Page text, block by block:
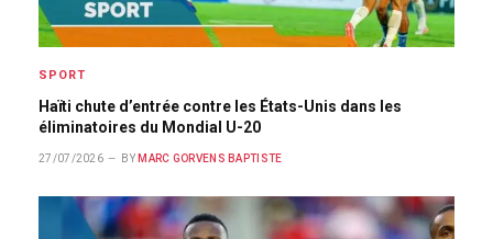
SPORT
Haïti chute d’entrée contre les États-Unis dans les
éliminatoires du Mondial U-20
27/07/2026 BY MARC GORVENS BAPTISTE